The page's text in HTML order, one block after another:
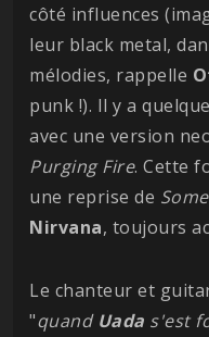
côté influences
leur black metal,
mélodies, rappelle
punk !). Il y a
avec une version
Purging Fire. Cette
une reprise de
Nirvana, toujours
Le chanteur et
"quand Uada s'est